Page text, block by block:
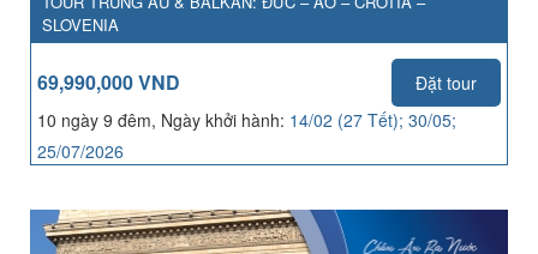
SLOVENIA
69,990,000 VND
Đặt tour
10 ngày 9 đêm, Ngày khởi hành: 14/02 (27 Tết); 30/05;
25/07/2026